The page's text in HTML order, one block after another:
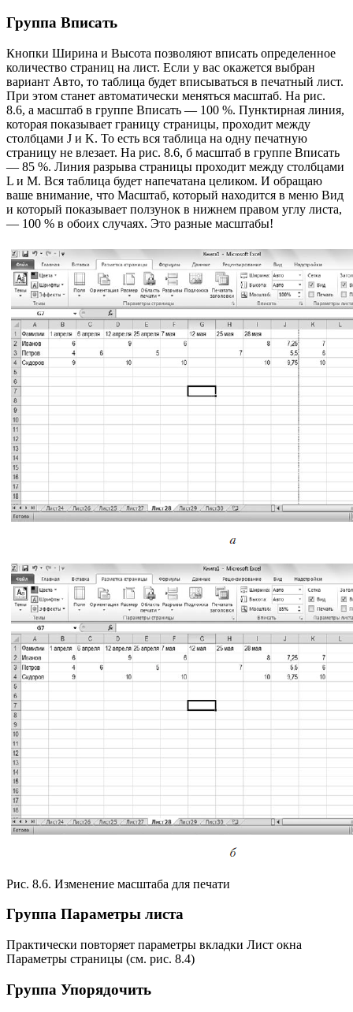
Группа Вписать
Кнопки Ширина и Высота позволяют вписать определенное
количество страниц на лист. Если у вас окажется выбран
вариант Авто, то таблица будет вписываться в печатный лист.
При этом станет автоматически меняться масштаб. На рис.
8.6, а масштаб в группе Вписать — 100 %. Пунктирная линия,
которая показывает границу страницы, проходит между
столбцами J и K. То есть вся таблица на одну печатную
страницу не влезает. На рис. 8.6, б масштаб в группе Вписать
— 85 %. Линия разрыва страницы проходит между столбцами
L и M. Вся таблица будет напечатана целиком. И обращаю
ваше внимание, что Масштаб, который находится в меню Вид
и который показывает ползунок в нижнем правом углу листа,
— 100 % в обоих случаях. Это разные масштабы!
Рис. 8.6. Изменение масштаба для печати
Группа Параметры листа
Практически повторяет параметры вкладки Лист окна
Параметры страницы (см. рис. 8.4)
Группа Упорядочить